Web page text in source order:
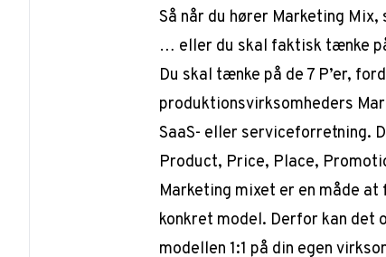
Så når du hører Marketing Mix,
… eller du skal faktisk tænke på
Du skal tænke på de 7 P’er,
produktionsvirksomheders
SaaS- eller serviceforretning.
Product, Price, Place,
Marketing mixet er en måde
konkret model. Derfor kan det
modellen 1:1 på din egen